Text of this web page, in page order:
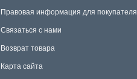
Правовая информация для покупателя
Связаться с нами
Возврат товара
Карта сайта